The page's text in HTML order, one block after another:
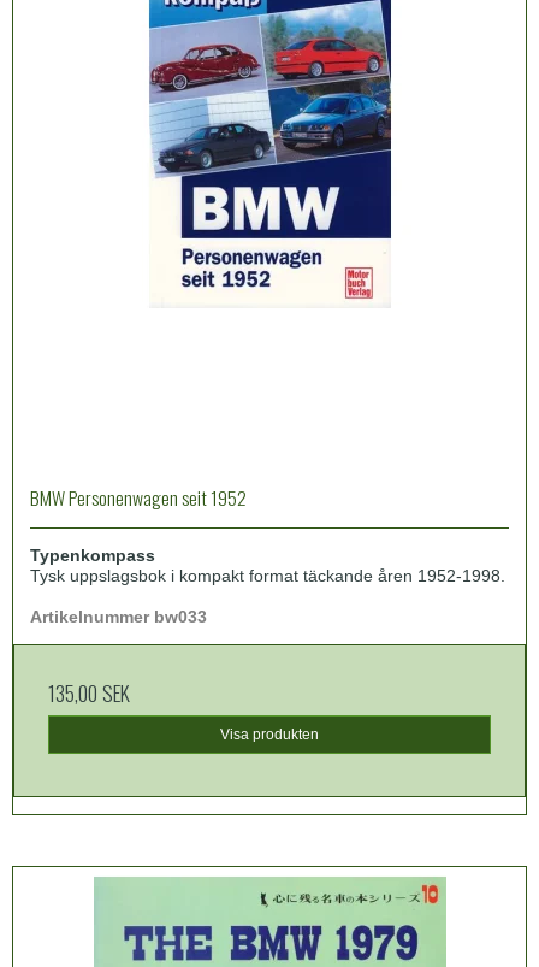
BMW Personenwagen seit 1952
Typenkompass
Tysk uppslagsbok i kompakt format täckande åren 1952-1998.
Artikelnummer bw033
135,00 SEK
Visa produkten